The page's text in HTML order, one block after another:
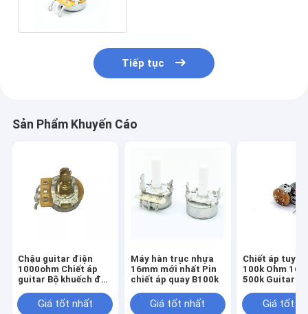
Tiếp tục
Sản Phẩm Khuyến Cáo
Chậu guitar điện
1000ohm Chiết áp
guitar Bộ khuếch đại
Giá tốt nhất
Máy hàn trục nhựa
16mm mới nhất Pin
chiết áp quay B100k
Giá tốt nhất
Chiết áp
100k Ohm
500k Guitar
Giá tốt